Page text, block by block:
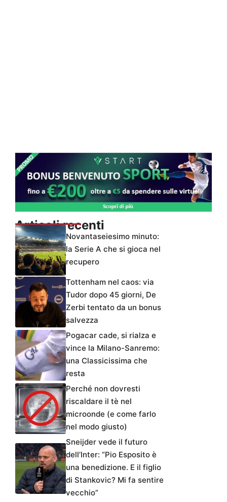
Articoli recenti
Novantaseiesimo minuto:
la Serie A che si gioca nel
recupero
Tottenham nel caos: via
Tudor dopo 45 giorni, De
Zerbi tentato da un bonus
salvezza
Pogacar cade, si rialza e
vince la Milano-Sanremo:
una Classicissima che
resta
Perché non dovresti
riscaldare il tè nel
microonde (e come farlo
nel modo giusto)
Sneijder vede il futuro
dell’Inter: “Pio Esposito è
una benedizione. E il figlio
di Stankovic? Mi fa sentire
vecchio”